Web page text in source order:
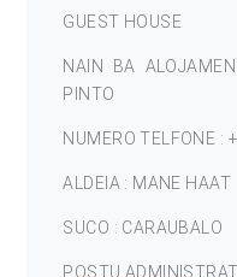
GUEST HOUSE
NAIN BA
PINTO
NUMERO TELFONE :
ALDEIA : MANE HAAT
SUCO : CARAUBALO
POSTU